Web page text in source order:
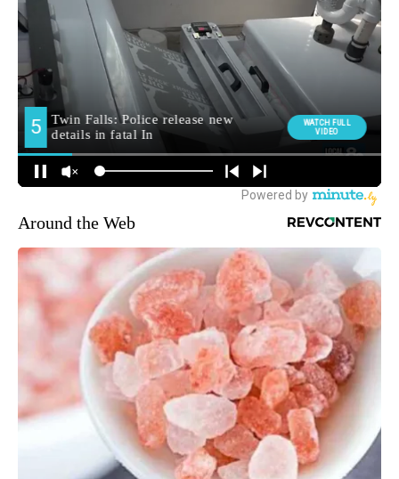
Around the Web